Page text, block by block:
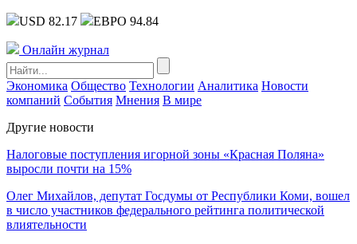
USD 82.17 ЕВРО 94.84
Онлайн журнал
Экономика Общество Технологии Аналитика Новости
компаний События Мнения В мире
Другие новости
Налоговые поступления игорной зоны «Красная Поляна»
выросли почти на 15%
Олег Михайлов, депутат Госдумы от Республики Коми, вошел
в число участников федерального рейтинга политической
влиятельности